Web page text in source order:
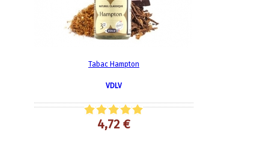
Tabac Hampton
VDLV
4,72 €